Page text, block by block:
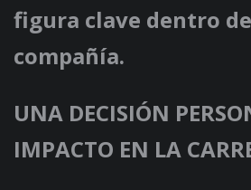
figura clave dentro
compañía.
UNA DECISIÓN
IMPACTO EN LA